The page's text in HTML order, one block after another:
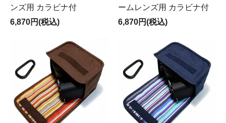
ンズ用 カラビナ付
6,870円(税込)
ームレンズ用 カラビナ付
6,870円(税込)